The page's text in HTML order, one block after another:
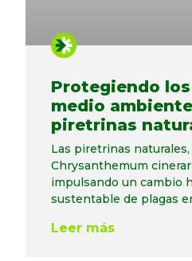
Protegiendo
medio
piretrinas
Las piretrinas
Chrysanthemum
impulsando un cambio
sustentable de plagas
Leer más